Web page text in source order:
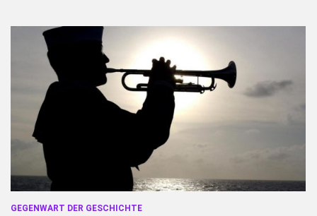
GEGENWART DER GESCHICHTE